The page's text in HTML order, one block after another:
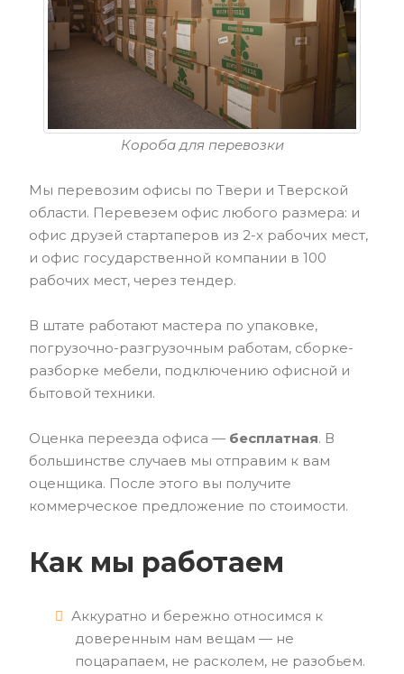
Короба для перевозки
Мы перевозим офисы по Твери и Тверской
области. Перевезем офис любого размера: и
офис друзей стартаперов из 2-х рабочих мест,
и офис государственной компании в 100
рабочих мест, через тендер.
В штате работают мастера по упаковке,
погрузочно-разгрузочным работам, сборке-
разборке мебели, подключению офисной и
бытовой техники.
Оценка переезда офиса — бесплатная. В
большинстве случаев мы отправим к вам
оценщика. После этого вы получите
коммерческое предложение по стоимости.
Как мы работаем
Аккуратно и бережно относимся к
доверенным нам вещам — не
поцарапаем, не расколем, не разобьем.